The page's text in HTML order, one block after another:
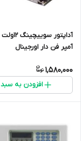
آمپر فن دار اورجینال
1,580,000
افزودن به سبد